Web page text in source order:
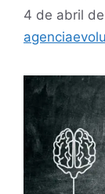
4 de abril